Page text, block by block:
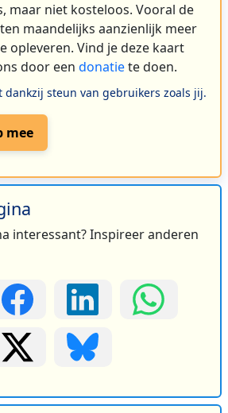
maar niet kosteloos. Vooral de
maandelijks aanzienlijk meer
opleveren. Vind je deze kaart
door een donatiete doen.
dankzij steun van gebruikers zoals jij.
mee
interessant? Inspireer anderen